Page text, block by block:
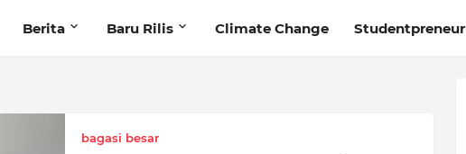
Berita Baru Rilis Climate Change Studentpreneur
bagasi besar